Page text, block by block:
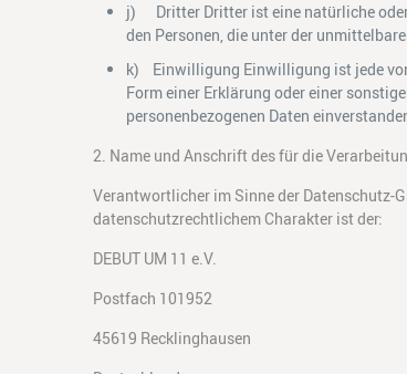
j) Dritter Dritter ist eine natürliche oder
den Personen, die unter der
k) Einwilligung Einwilligung ist jede
Form einer Erklärung oder einer
personenbezogenen Daten
2. Name und Anschrift des für die
Verantwortlicher im Sinne der Datenschutz-
datenschutzrechtlichem Charakter ist der:
DEBUT UM 11 e.V.
Postfach 101952
45619 Recklinghausen